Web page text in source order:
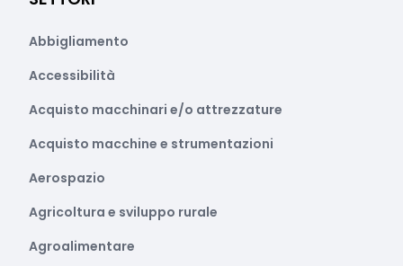
Abbigliamento
Accessibilità
Acquisto macchinari e/o attrezzature
Acquisto macchine e strumentazioni
Aerospazio
Agricoltura e sviluppo rurale
Agroalimentare